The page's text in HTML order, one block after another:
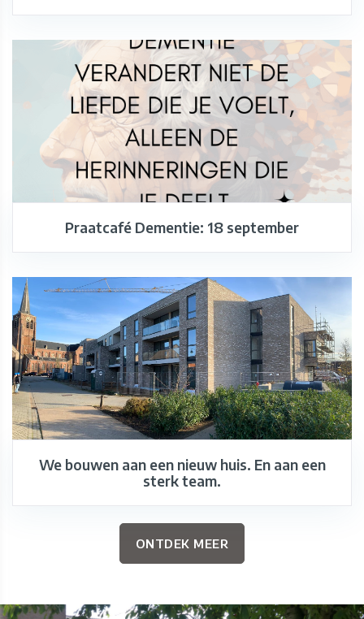
Praatcafé Dementie: 18 september
We bouwen aan een nieuw huis. En aan een
sterk team.
ONTDEK MEER